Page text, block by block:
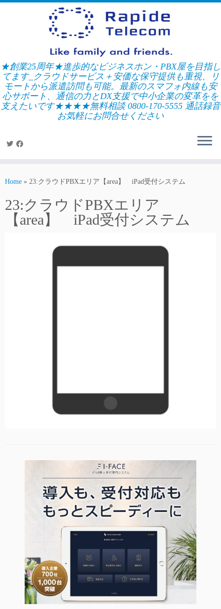
Skip
★創業25周年★進歩的なビジネスホン・PBX屋を目指し
てます_クラウドサービス＋安価な保守提供も重視、リ
モートから派遣訪問も可能。最新のスマフォ内線も安
心サポート、通信の力とDX支援で中小企業の変革をを
支えたいです★★★★無料相談 0800-170-5555 通話録音
お気軽にお問合せください
Home » 23:クラウドPBXエリア【area】 iPad受付システム
23:クラウドPBXエリア
【area】 iPad受付システム